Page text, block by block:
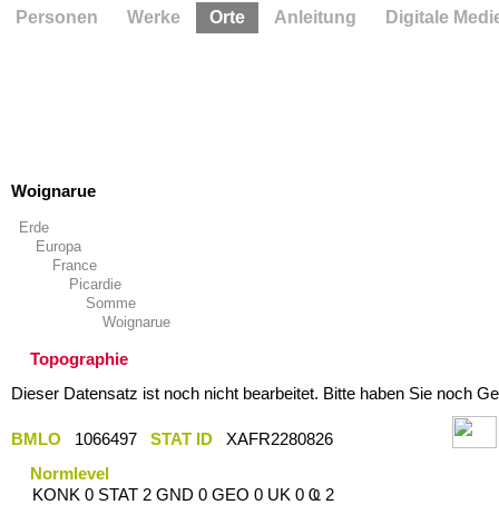
Woignarue
Erde
Europa
France
Picardie
Somme
Woignarue
Topographie
Dieser Datensatz ist noch nicht bearbeitet. Bitte haben Sie noch
BMLO 1066497 STAT ID
XAFR2280826
Normlevel
KONK 0 STAT 2 GND 0 GEO 0 UK 0 Ҩ 2
Personen Werke Orte Anleitung Digitale